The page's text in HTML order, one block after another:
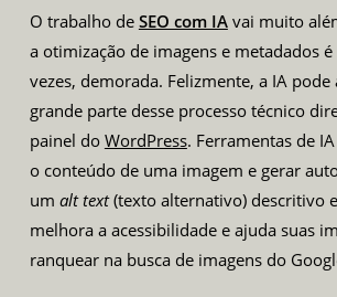
O trabalho de SEO com IAvai muito
a otimização de imagens e metadados
vezes, demorada. Felizmente, a IA
grande parte desse processo técnico
painel do WordPress. Ferramentas de
o conteúdo de uma imagem e gerar
um alt text(texto alternativo) descritivo
melhora a acessibilidade e ajuda suas
ranquear na busca de imagens do